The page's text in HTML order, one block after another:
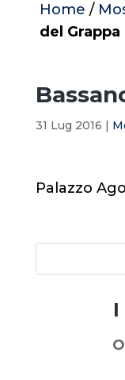
Home /
del Grappa
31 Lug 2016 |
Palazzo